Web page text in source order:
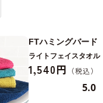
FTハミングバード
ライトフェイスタオル
1,540円
5.0